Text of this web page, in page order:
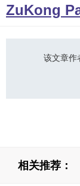
ZuKong
该文章作
相关推荐：